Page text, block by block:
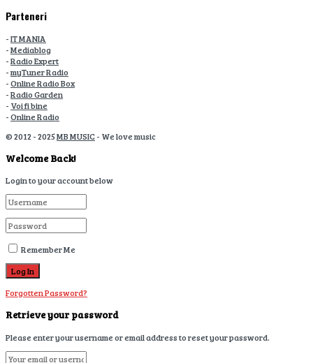
Parteneri
-IT MANIA
-Mediablog
-Radio Expert
-myTuner Radio
-Online Radio Box
-Radio Garden
- Voi fi bine
-Online Radio
© 2012 - 2025MB MUSIC- We love music
Welcome Back!
Login to your account below
Remember Me
Forgotten Password?
Retrieve your password
Please enter your username or email address to reset your password.